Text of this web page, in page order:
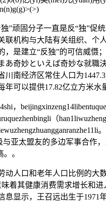
顽固分子一直是反“独”促统
联机构与大陆有关组织、个
，是建立“反独”的可信威慑
あ奇妙といえば奇妙な就
川南经济区常住人口为
年可以提供17.82亿立方米水
，
（
与亚太盟友的多边军事合作
。
人口和老年人口比例的大数
着其健康消费需求增长和
示，王召远出生于1971年1